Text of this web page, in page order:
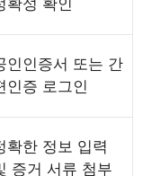
인인증서 또는 간
인증 로그인
확한 정보 입력
증거 서류 첨부